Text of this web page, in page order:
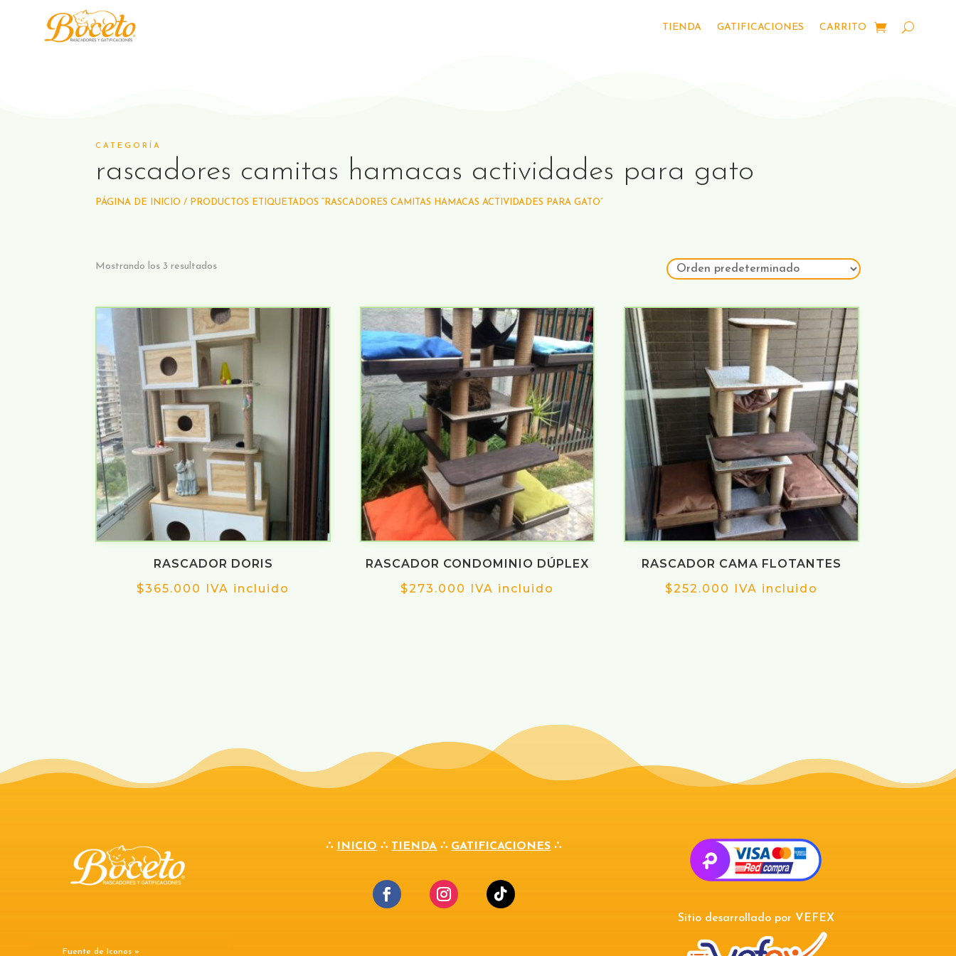
TIENDA GATIFICACIONES CARRITO
CATEGORÍA
rascadores camitas hamacas actividades para gato
PÁGINA DE INICIO / PRODUCTOS ETIQUETADOS “RASCADORES CAMITAS HAMACAS ACTIVIDADES PARA GATO”
Mostrando los 3 resultados
RASCADOR DORIS
$365.000 IVA incluido
RASCADOR CONDOMINIO DÚPLEX
$273.000 IVA incluido
RASCADOR CAMA FLOTANTES
$252.000 IVA incluido
Fuente de Iconos »
∴ INICIO ∴ TIENDA ∴ GATIFICACIONES ∴
Sitio desarrollado por VEFEX